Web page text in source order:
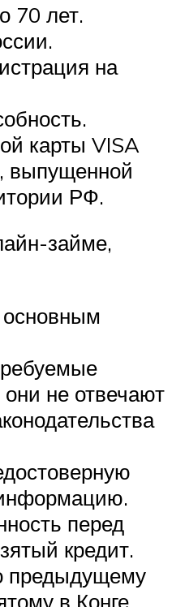
70 лет.
на
карты VISA
выпущенной
РФ.
займе,
не отвечают
перед
кредит.
предыдущему
в Конге,